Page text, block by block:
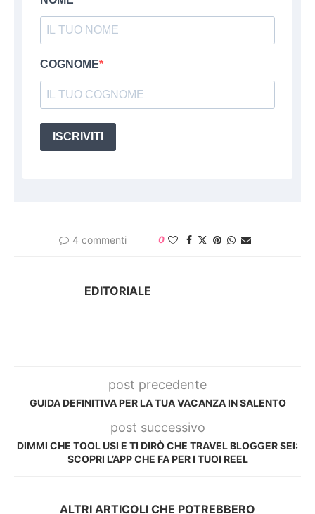
COGNOME
ISCRIVITI
4 commenti 0
EDITORIALE
post precedente
GUIDA DEFINITIVA PER LA TUA VACANZA IN SALENTO
post successivo
DIMMI CHE TOOL USI E TI DIRÒ CHE TRAVEL BLOGGER SEI:
SCOPRI L’APP CHE FA PER I TUOI REEL
ALTRI ARTICOLI CHE POTREBBERO